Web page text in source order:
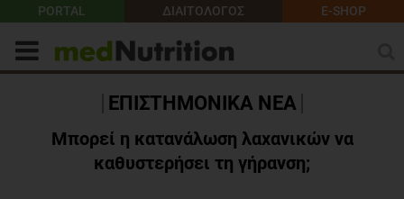
PORTAL ΔΙΑΙΤΟΛΟΓΟΣ E-SHOP
ΕΠΙΣΤΗΜΟΝΙΚΑ ΝΕΑ
Μπορεί η κατανάλωση λαχανικών να
καθυστερήσει τη γήρανση;